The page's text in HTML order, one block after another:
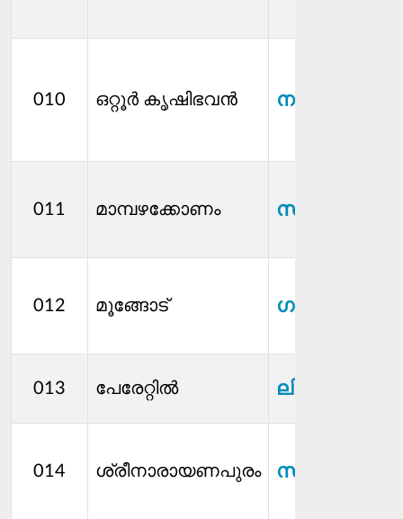
010 ഒറ്റൂര്‍ കൃഷിഭവൻ നയന.ജി
011 മാമ്പഴക്കോണം സുനിത
012 മൂങ്ങോട് ഗായത്രി.വി
013 പേരേറ്റിൽ ലിജ ഒ
014 ശ്രീനാരായണപുരം സുലത